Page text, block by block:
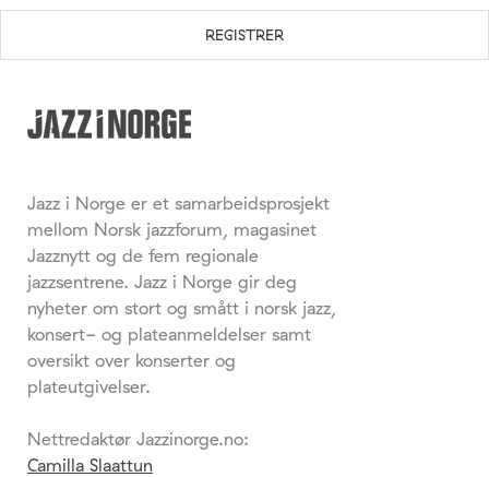
Jazz i Norge er et samarbeidsprosjekt
mellom Norsk jazzforum, magasinet
Jazznytt og de fem regionale
jazzsentrene. Jazz i Norge gir deg
nyheter om stort og smått i norsk jazz,
konsert- og plateanmeldelser samt
oversikt over konserter og
plateutgivelser.
Nettredaktør Jazzinorge.no:
Camilla Slaattun